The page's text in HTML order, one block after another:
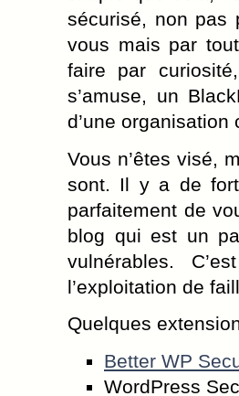
sécurisé, non pas
vous mais par
faire par
s’amuse, un
d’une
Vous n’êtes visé,
sont. Il y a de
parfaitement de
blog qui est un
vulnérables.
l’exploitation de
Quelques
Better WP
WordPress